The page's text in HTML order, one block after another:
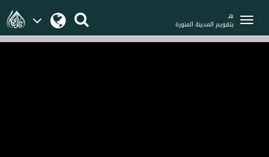
هـ
بتقويم المدينة المنورة